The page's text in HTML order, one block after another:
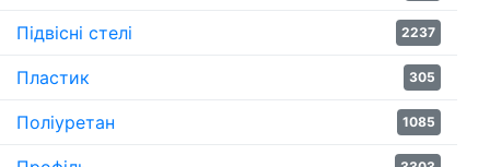
Підвісні стелі 2237
Пластик 305
Поліуретан 1085